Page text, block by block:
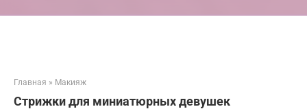
Главная » Макияж
Стрижки для миниатюрных девушек